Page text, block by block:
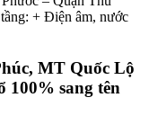
+ Điện âm, nước
MT Quốc Lộ
100% sang tên